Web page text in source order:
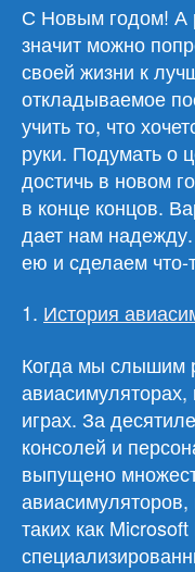
С Новым годом! А
значит можно
своей жизни к
откладываемое
учить то, что
руки. Подумать о
достичь в новом
в конце концов.
дает нам
ею и сделаем что-
1. История
Когда мы слышим
играх. За
консолей и
выпущено
таких как